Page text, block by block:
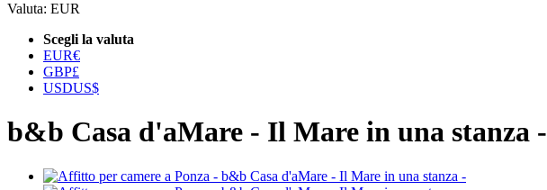
Valuta: EUR
Scegli la valuta
EUR€
GBP£
USDUS$
b&b Casa d'aMare - Il Mare in una stanza -